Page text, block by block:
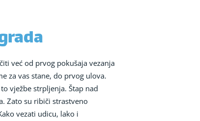
već od prvog pokušaja vezanja
za vas stane, do prvog ulova.
vježbe strpljenja. Štap nad
Zato su ribiči strastveno
vezati udicu, lako i